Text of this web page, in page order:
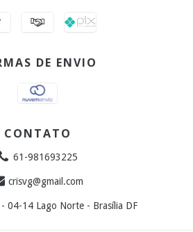
DE ENVIO
CONTATO
61-981693225
crisvg@gmail.com
04-14 Lago Norte - Brasília DF